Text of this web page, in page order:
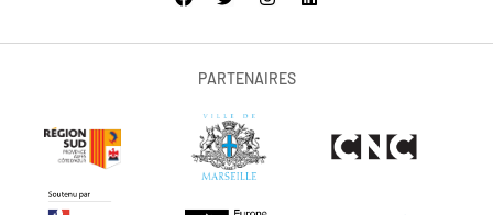
PARTENAIRES